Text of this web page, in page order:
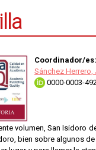
Coordinador/es:
Sánchez Herrero,
0000-0003-
volumen, San Isidoro
bien sobre algunos